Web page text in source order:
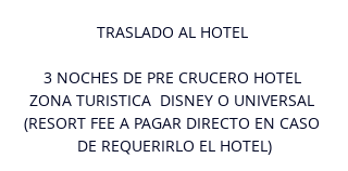
TRASLADO AL HOTEL
3 NOCHES DE PRE CRUCERO HOTEL
ZONA TURISTICA  DISNEY O UNIVERSAL
(RESORT FEE A PAGAR DIRECTO EN CASO
DE REQUERIRLO EL HOTEL)